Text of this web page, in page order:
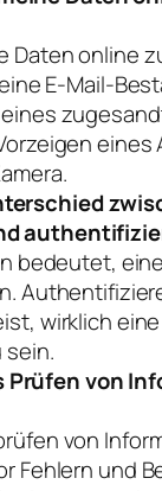
Daten online
E-Mail-
eines
bedeutet,
wirklich
sein.
Prüfen von
von
Fehlern und